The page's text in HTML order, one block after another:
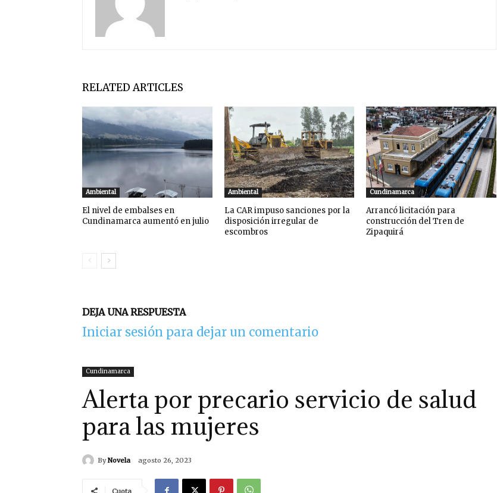
RELATED ARTICLES
Ambiental
El nivel de embalses en
Cundinamarca aumentó en julio
Ambiental
La CAR impuso sanciones por la
disposición irregular de
escombros
Cundinamarca
Arrancó licitación para
construcción del Tren de
Zipaquirá
DEJA UNA RESPUESTA
Iniciar sesión para dejar un comentario
Cundinamarca
Alerta por precario servicio de salud
para las mujeres
By Novela agosto 26, 2023